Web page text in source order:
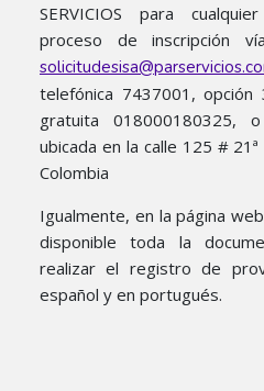
SERVICIOS para
proceso de inscripción
telefónica 7437001,
gratuita 018000180325,
ubicada en la calle 125 #
Colombia
Igualmente, en la página
disponible toda la
realizar el registro de
español y en portugués.​